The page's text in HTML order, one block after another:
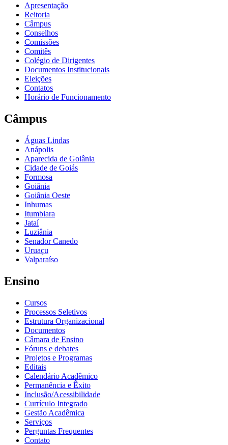
Apresentação
Reitoria
Câmpus
Conselhos
Comissões
Comitês
Colégio de Dirigentes
Documentos Institucionais
Eleições
Contatos
Horário de Funcionamento
Câmpus
Águas Lindas
Anápolis
Aparecida de Goiânia
Cidade de Goiás
Formosa
Goiânia
Goiânia Oeste
Inhumas
Itumbiara
Jataí
Luziânia
Senador Canedo
Uruaçu
Valparaíso
Ensino
Cursos
Processos Seletivos
Estrutura Organizacional
Documentos
Câmara de Ensino
Fóruns e debates
Projetos e Programas
Editais
Calendário Acadêmico
Permanência e Êxito
Inclusão/Acessibilidade
Currículo Integrado
Gestão Acadêmica
Serviços
Perguntas Frequentes
Contato